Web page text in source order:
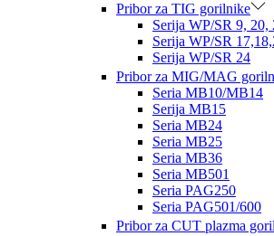
Pribor za TIG gorilnike
Serija WP/SR 9, 20,
Serija WP/SR
Serija WP/SR 24
Pribor za MIG/MAG
Seria MB10/MB14
Serija MB15
Seria MB24
Seria MB25
Seria MB36
Seria MB501
Seria PAG250
Seria PAG501/600
Pribor za CUT plazma